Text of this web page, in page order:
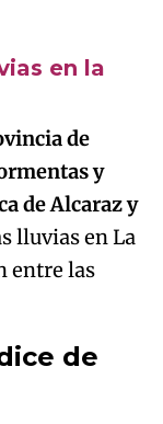
en la
de
y
de Alcaraz y
lluvias en La
entre las
de